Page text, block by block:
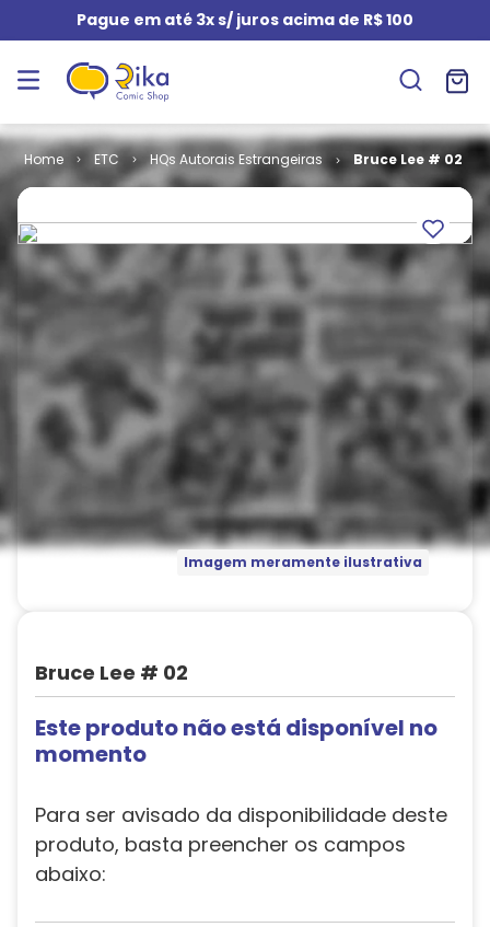
Pague em até 3x s/ juros acima de R$ 100
ETC HQs Autorais Estrangeiras Bruce Lee # 02
Imagem meramente ilustrativa
Bruce Lee # 02
Este produto não está disponível no
momento
Para ser avisado da disponibilidade deste
produto, basta preencher os campos
abaixo: